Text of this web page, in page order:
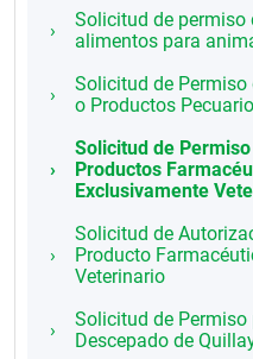
Solicitud de permiso
alimentos para
Solicitud de
o Productos
Solicitud de
Productos
Exclusivamente
Solicitud de
Producto
Veterinario
Solicitud de
Descepado de